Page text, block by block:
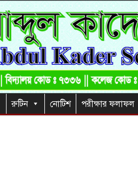
রুটিন নোটিশ পরীক্ষার ফলাফল